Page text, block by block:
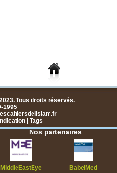
Tous droits réservés.
1995
Tags
Nos partenaires
MiddleEastEye BabelMed